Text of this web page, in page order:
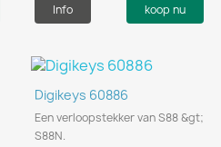
Info koop nu
Digikeys 60886
Een verloopstekker van S88 &gt;
S88N.